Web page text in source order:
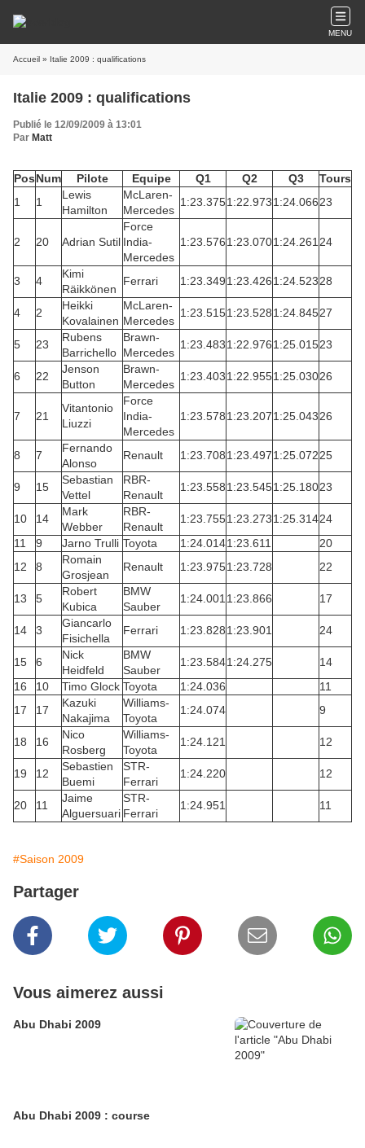
MENU
Accueil » Italie 2009 : qualifications
Italie 2009 : qualifications
Publié le 12/09/2009 à 13:01
Par Matt
PosNum Pilote Equipe Q1 Q2 Q3
Tours
1
1
Lewis
Hamilton
McLaren-
Mercedes
1:23.3751:22.9731:24.06623
2 20 Adrian Sutil
Force
India-
Mercedes
1:23.5761:23.0701:24.261 24
3 4
Kimi
Räikkönen
Ferrari 1:23.3491:23.4261:24.52328
4 2
Heikki
Kovalainen
McLaren-
Mercedes
1:23.5151:23.5281:24.84527
5 23
Rubens
Barrichello
Brawn-
Mercedes
1:23.4831:22.9761:25.01523
6 22
Jenson
Button
Brawn-
Mercedes
1:23.4031:22.9551:25.03026
7 21
Vitantonio
Liuzzi
Force
India-
Mercedes
1:23.5781:23.2071:25.04326
8 7
Fernando
Alonso
Renault 1:23.7081:23.4971:25.07225
9 15
Sebastian
Vettel
RBR-
Renault
1:23.5581:23.5451:25.18023
10 14
Mark
Webber
RBR-
Renault
1:23.7551:23.2731:25.31424
11
9 Jarno Trulli Toyota 1:24.0141:23.611
20
12
8
Romain
Grosjean
Renault 1:23.9751:23.728 22
13 5
Robert
Kubica
BMW
Sauber
1:24.001 1:23.866 17
14 3
Giancarlo
Fisichella
Ferrari 1:23.8281:23.901 24
15 6
Nick
Heidfeld
BMW
Sauber
1:23.5841:24.275
14
16
10 Timo Glock Toyota 1:24.036
11
17
17
Kazuki
Nakajima
Williams-
Toyota
1:24.074 9
18 16
Nico
Rosberg
Williams-
Toyota
1:24.121 12
19 12
Sebastien
Buemi
STR-
Ferrari
1:24.220 12
20 11
Jaime
Alguersuari
STR-
Ferrari
1:24.951 11
#Saison 2009
Partager
Vous aimerez aussi
Abu Dhabi 2009
Abu Dhabi 2009 : course